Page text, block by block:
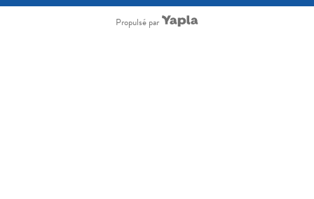
Propulsé par